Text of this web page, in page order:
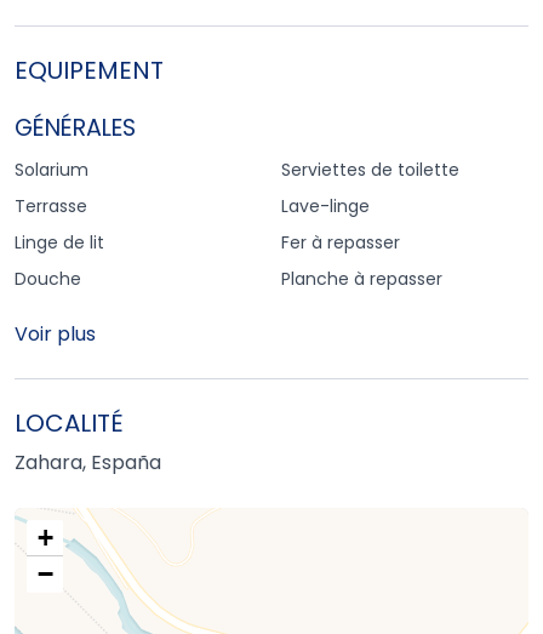
EQUIPEMENT
GÉNÉRALES
Solarium
Terrasse
Linge de lit
Douche
Serviettes de toilette
Lave-linge
Fer à repasser
Planche à repasser
Voir plus
LOCALITÉ
Zahara, España
+
−